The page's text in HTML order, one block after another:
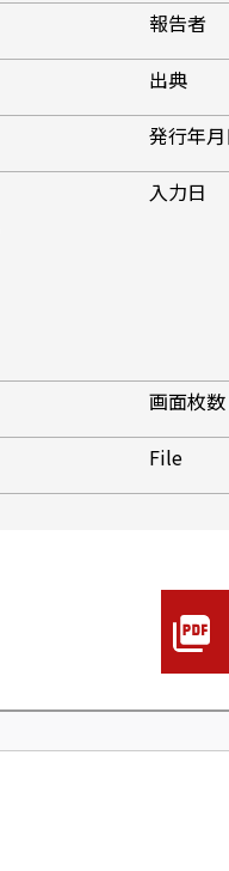
報告者
出典
発行年月
入力日
画面枚数
File